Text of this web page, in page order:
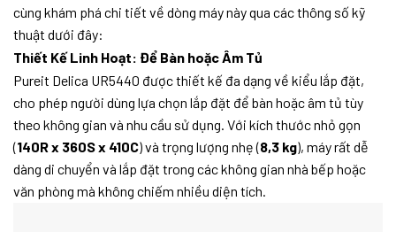
cùng khám phá chi tiết về dòng máy này qua các thông số kỹ
thuật dưới đây:
Thiết Kế Linh Hoạt: Để Bàn hoặc Âm Tủ
Pureit Delica UR5440 được thiết kế đa dạng về kiểu lắp đặt,
cho phép người dùng lựa chọn lắp đặt để bàn hoặc âm tủ tùy
theo không gian và nhu cầu sử dụng. Với kích thước nhỏ gọn
(140R x 360S x 410C) và trọng lượng nhẹ (8,3 kg), máy rất dễ
dàng di chuyển và lắp đặt trong các không gian nhà bếp hoặc
văn phòng mà không chiếm nhiều diện tích.